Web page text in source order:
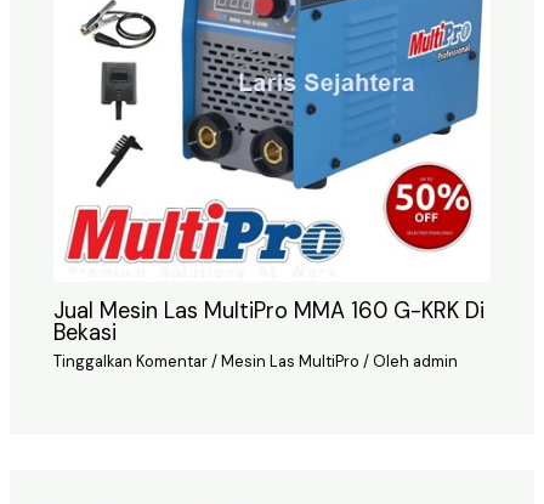
Jual Mesin Las MultiPro MMA 160 G-KRK Di
Bekasi
Tinggalkan Komentar/Mesin Las MultiPro / Oleh admin